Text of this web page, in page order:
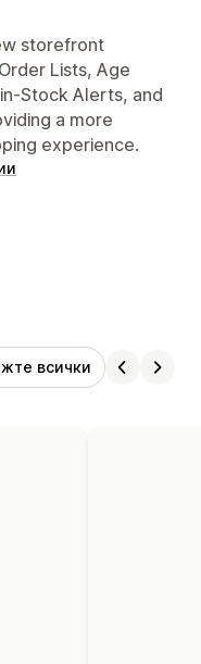
storefront
Lists, Age
Stock Alerts, and
a more
experience.
всички